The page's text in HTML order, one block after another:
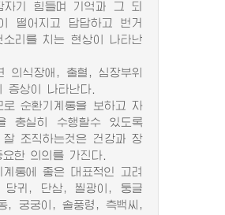
자기 힘들며 기억과 그 되
떨어지고 답답하고 번거
소리를 치는 현상이 나타난
식장애, 출혈, 심장부위
증상이 나타난다.
순환기계통을 보하고 자
충실히 수행할수 있도록
잘 조직하는것은 건강과 장
요한 의의를 가진다.
통에 좋은 대표적인 고려
당귀, 단삼, 찔광이, 둥글
, 궁궁이, 솔풍령, 측백씨,